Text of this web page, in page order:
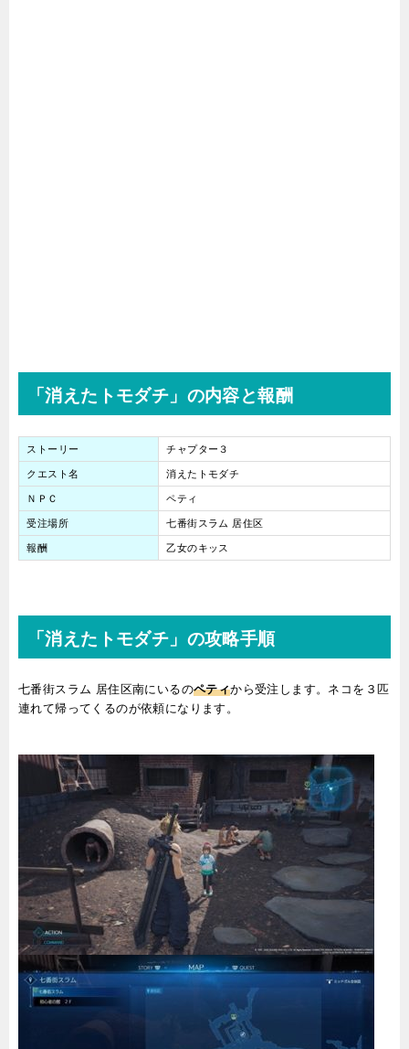
「消えたトモダチ」の内容と報酬
ストーリー チャプター３
クエスト名 消えたトモダチ
ＮＰＣ ペティ
受注場所 七番街スラム 居住区
報酬 乙女のキッス
「消えたトモダチ」の攻略手順
七番街スラム 居住区南にいるのペティから受注します。ネコを３匹
連れて帰ってくるのが依頼になります。